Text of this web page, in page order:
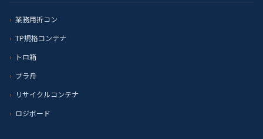
業務用折コン
TP規格コンテナ
トロ箱
プラ舟
リサイクルコンテナ
ロジボード